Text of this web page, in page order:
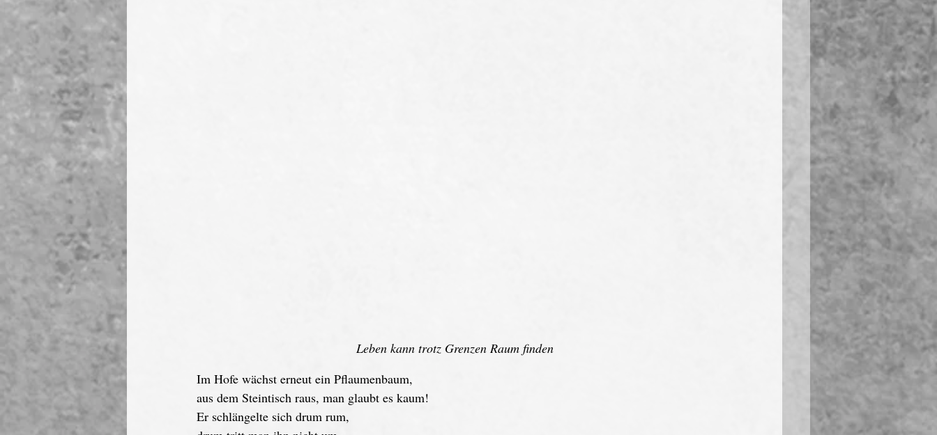
Leben kann trotz Grenzen Raum finden
Im Hofe wächst erneut ein Pflaumenbaum,
aus dem Steintisch raus, man glaubt es kaum!
Er schlängelte sich drum rum,